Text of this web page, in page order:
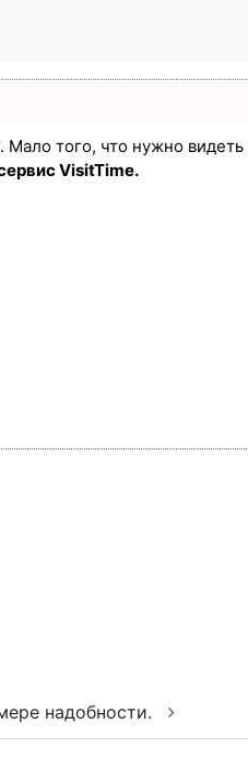
Мало того, что нужно
VisitTime.
надобности.